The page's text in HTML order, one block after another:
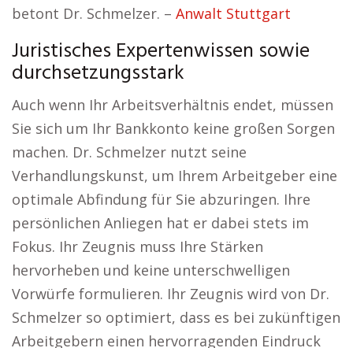
betont Dr. Schmelzer. – Anwalt Stuttgart
Juristisches Expertenwissen sowie
durchsetzungsstark
Auch wenn Ihr Arbeitsverhältnis endet, müssen
Sie sich um Ihr Bankkonto keine großen Sorgen
machen. Dr. Schmelzer nutzt seine
Verhandlungskunst, um Ihrem Arbeitgeber eine
optimale Abfindung für Sie abzuringen. Ihre
persönlichen Anliegen hat er dabei stets im
Fokus. Ihr Zeugnis muss Ihre Stärken
hervorheben und keine unterschwelligen
Vorwürfe formulieren. Ihr Zeugnis wird von Dr.
Schmelzer so optimiert, dass es bei zukünftigen
Arbeitgebern einen hervorragenden Eindruck